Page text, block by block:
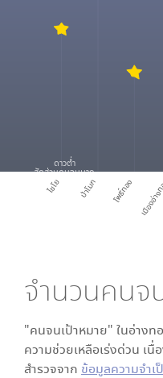
ไชโย ป่าโมก โพธิ์ทอง เมือง
ดาวต่ำ
สัดส่วนคนจนมาก
จำนวนคนจ
"คนจนเป้าหมาย" ในอ่างท
ความช่วยเหลือเร่งด่วน เ
สำรวจจาก ข้อมูลความจำ